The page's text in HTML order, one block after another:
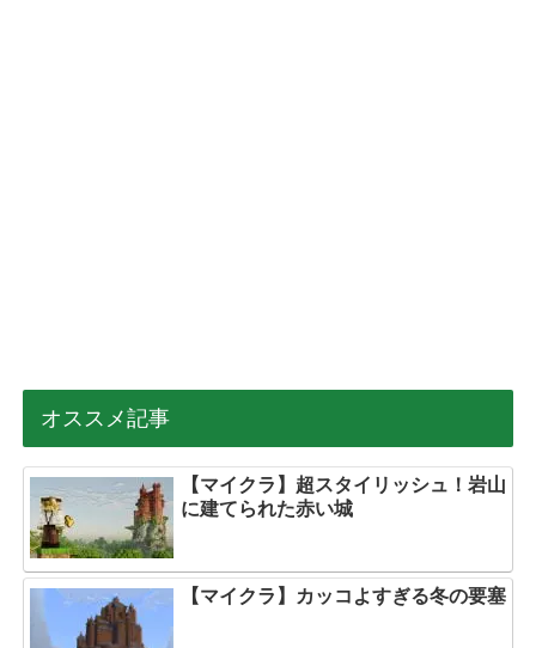
オススメ記事
【マイクラ】超スタイリッシュ！岩山
に建てられた赤い城
【マイクラ】カッコよすぎる冬の要塞